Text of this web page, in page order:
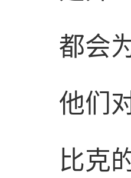
都会
他们
比克